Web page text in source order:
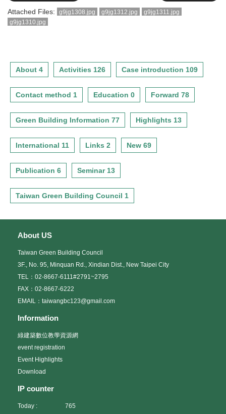
Attached Files:
g9jg1308.jpg g9jg1312.jpg
g9jg1311.jpg
g9jg1310.jpg
About 4 Activities 126 Case introduction 109
Contact method 1 Education 0 Forward 78
Green Building Information 77 Highlights 13
International 11 Links 2 New 69
Publication 6 Seminar 13
Taiwan Green Building Council 1
About US
Taiwan Green Building Council
3F., No. 95, Minquan Rd., Xindian Dist., New Taipei City
TEL：02-8667-6111#2791~2795
FAX：02-8667-6222
EMAIL：taiwangbc123@gmail.com
Information
綠建築數位教學資源網
event registration
Event Highlights
Download
IP counter
Today : 765